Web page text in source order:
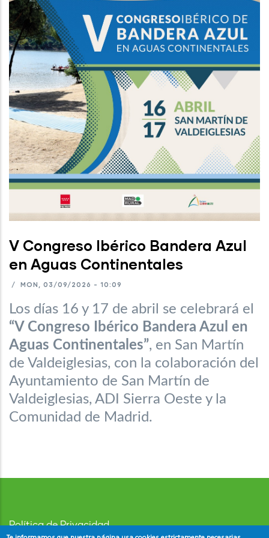
V Congreso Ibérico Bandera Azul
en Aguas Continentales
/ MON, 03/09/2026 - 10:09
Los días 16 y 17 de abril se celebrará el
“V Congreso Ibérico Bandera Azul en
Aguas Continentales”, en San Martín
de Valdeiglesias, con la colaboración del
Ayuntamiento de San Martín de
Valdeiglesias, ADI Sierra Oeste y la
Comunidad de Madrid.
Política de Privacidad